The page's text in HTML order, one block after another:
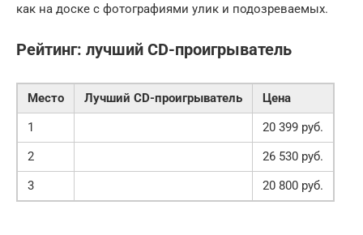
как на доске с фотографиями улик и подозреваемых.
Рейтинг: лучший CD-проигрыватель
Место Лучший CD-проигрыватель
Цена
1
20 399 руб.
2
26 530 руб.
3
20 800 руб.